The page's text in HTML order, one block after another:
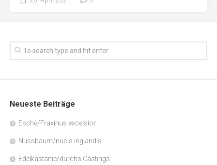
Neueste Beiträge
Esche/Fraxinus excelsior
Nussbaum/nucis inglandis
Edelkastanie/durchs Castings